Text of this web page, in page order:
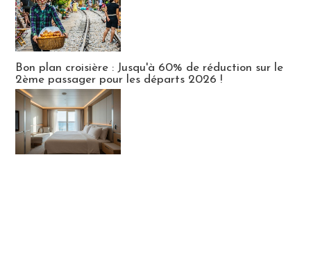
Bon plan croisière : Jusqu'à 60% de réduction sur le
2ème passager pour les départs 2026 !